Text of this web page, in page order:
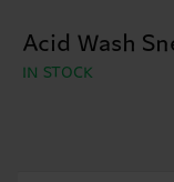
Acid Wash
IN STOCK